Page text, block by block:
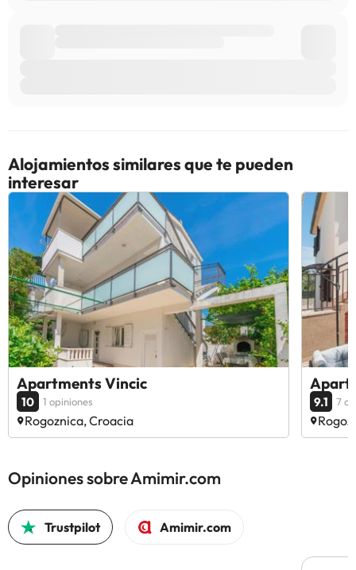
Alojamientos similares que te pueden
interesar
Apartments Vincic
10 1 opiniones
Rogoznica, Croacia
9.1 7
Opiniones sobre Amimir.com
Trustpilot Amimir.com